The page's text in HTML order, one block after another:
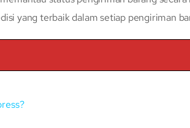
yang terbaik dalam setiap pengiriman